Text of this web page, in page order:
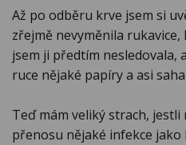
Až po odběru krve jsem si
zřejmě nevyměnila
jsem ji předtím nesledovala,
ruce nějaké papíry a asi
Teď mám veliký strach,
přenosu nějaké infekce